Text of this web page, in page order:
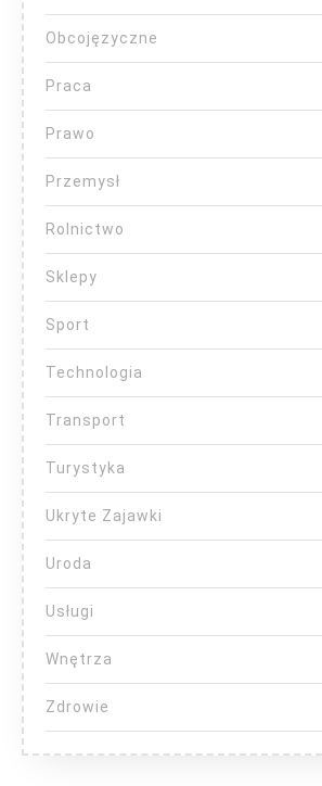
Obcojęzyczne
Praca
Prawo
Przemysł
Rolnictwo
Sklepy
Sport
Technologia
Transport
Turystyka
Ukryte Zajawki
Uroda
Usługi
Wnętrza
Zdrowie